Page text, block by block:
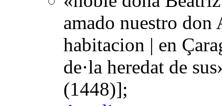
amado nuestro
habitacion | en
de·la heredat de
(1448)];